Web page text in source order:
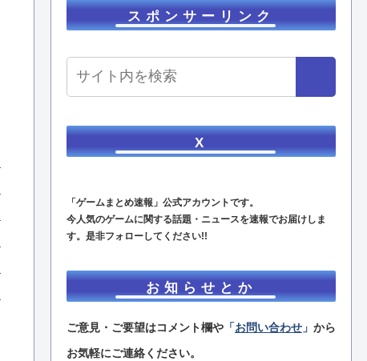
スポンサーリンク
X
「ゲームまとめ速報」公式アカウントです。
今人気のゲームに関する話題・ニュースを速報でお届けしま
す。是非フォローしてください!!
お知らせとか
ご意見・ご要望はコメント欄や 「お問い合わせ 」 から
お気軽にご連絡ください。